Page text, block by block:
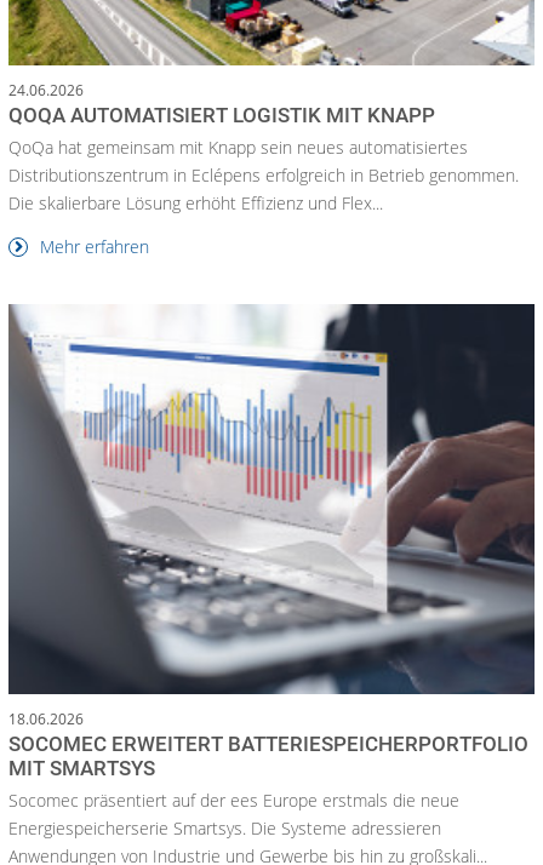
24.06.2026
QOQA AUTOMATISIERT LOGISTIK MIT KNAPP
QoQa hat gemeinsam mit Knapp sein neues automatisiertes
Distributionszentrum in Eclépens erfolgreich in Betrieb genommen.
Die skalierbare Lösung erhöht Effizienz und Flex...
Mehr erfahren
18.06.2026
SOCOMEC ERWEITERT BATTERIESPEICHERPORTFOLIO
MIT SMARTSYS
Socomec präsentiert auf der ees Europe erstmals die neue
Energiespeicherserie Smartsys. Die Systeme adressieren
Anwendungen von Industrie und Gewerbe bis hin zu großskali...